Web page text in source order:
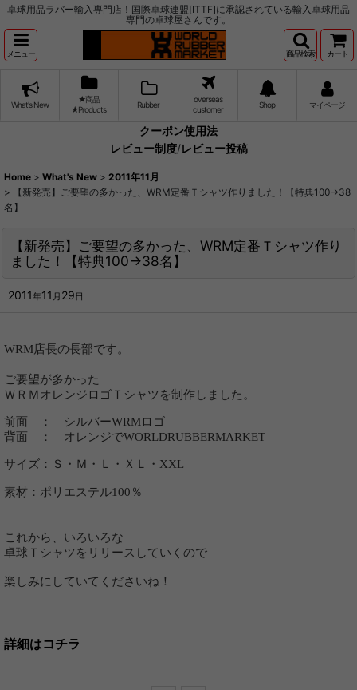
卓球用品ラバー輸入専門店！国際卓球連盟[ITTF]に承認されている輸入卓球用品
専門の卓球屋さんです。
メニュー 商品検索 カート
What's New
★商品
★Products
Rubber
overseas
customer
Shop マイページ
クーポン使用法
レビュー制度/レビュー投稿
Home > What's New > 2011年11月
>
【新発売】ご要望の多かった、WRM定番Ｔシャツ作りました！【特典100→38
名】
【新発売】ご要望の多かった、WRM定番Ｔシャツ作り
ました！【特典100→38名】
2011年11 月 29 日
WRM店長の長部です。
ご要望が多かった
ＷＲＭオレンジロゴＴシャツを制作しました。
前面 ： シルバーWRMロゴ
背面 ： オレンジでWORLDRUBBERMARKET
サイズ：Ｓ・Ｍ・Ｌ・ＸＬ・XXL
素材：ポリエステル100％
これから、いろいろな
卓球Ｔシャツをリリースしていくので
楽しみにしていてくださいね！
詳細はコチラ